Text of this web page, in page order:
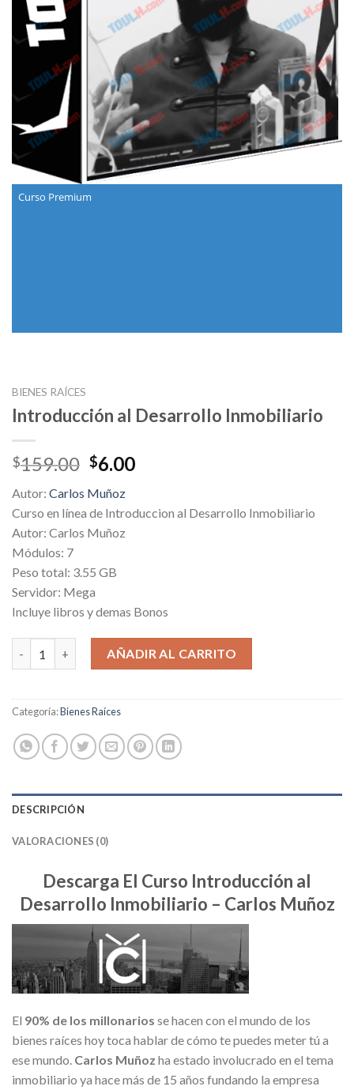
Curso Premium
BIENES RAÍCES
Introducción al Desarrollo Inmobiliario
$159.00 Original
was:
$159.00.
$6.00Current
$6.00.
Autor: Carlos Muñoz
Curso en línea de Introduccion al Desarrollo Inmobiliario
Autor: Carlos Muñoz
Módulos: 7
Peso total: 3.55 GB
Servidor: Mega
Incluye libros y demas Bonos
Introducción al Desarrollo Inmobiliario cantidad
AÑADIR AL CARRITO
Categoría:Bienes Raíces
DESCRIPCIÓN
VALORACIONES (0)
Descarga El Curso Introducción al
Desarrollo Inmobiliario – Carlos Muñoz
El 90% de los millonarios se hacen con el mundo de los
bienes raíces hoy toca hablar de cómo te puedes meter tú a
ese mundo. Carlos Muñoz ha estado involucrado en el tema
inmobiliario ya hace más de 15 años fundando la empresa